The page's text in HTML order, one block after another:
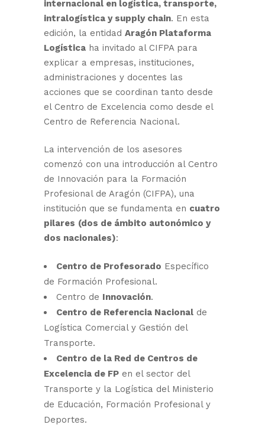
internacional en logística, transporte,
intralogística y supply chain. En esta
edición, la entidad Aragón Plataforma
Logística ha invitado al CIFPA para
explicar a empresas, instituciones,
administraciones y docentes las
acciones que se coordinan tanto desde
el Centro de Excelencia como desde el
Centro de Referencia Nacional.
La intervención de los asesores
comenzó con una introducción al Centro
de Innovación para la Formación
Profesional de Aragón (CIFPA), una
institución que se fundamenta en cuatro
pilares (dos de ámbito autonómico y
dos nacionales):
Centro de Profesorado Específico
de Formación Profesional.
Centro de Innovación.
Centro de Referencia Nacional de
Logística Comercial y Gestión del
Transporte.
Centro de la Red de Centros de
Excelencia de FP en el sector del
Transporte y la Logística del Ministerio
de Educación, Formación Profesional y
Deportes.